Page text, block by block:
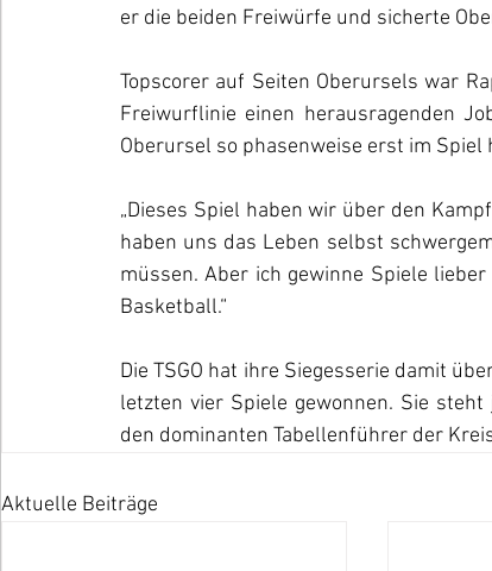
er die beiden Freiwürfe und sicherte
Topscorer auf Seiten Oberursels war
Freiwurflinie einen herausragenden
Oberursel so phasenweise erst im Spiel
„Dieses Spiel haben wir über den
haben uns das Leben selbst
müssen. Aber ich gewinne Spiele
Basketball.“
Die TSGO hat ihre Siegesserie damit
letzten vier Spiele gewonnen. Sie
den dominanten Tabellenführer der
Aktuelle Beiträge